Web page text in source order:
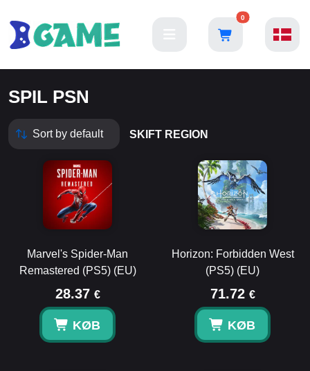
0
SPIL PSN
SKIFT REGION
Marvel's Spider-Man
Remastered (PS5) (EU)
28.37 €
KØB
Horizon: Forbidden West
(PS5) (EU)
71.72 €
KØB